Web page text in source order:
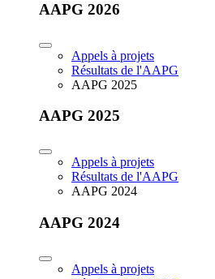
AAPG 2026
Appels à projets
Résultats de l'AAPG
AAPG 2025
AAPG 2025
Appels à projets
Résultats de l'AAPG
AAPG 2024
AAPG 2024
Appels à projets